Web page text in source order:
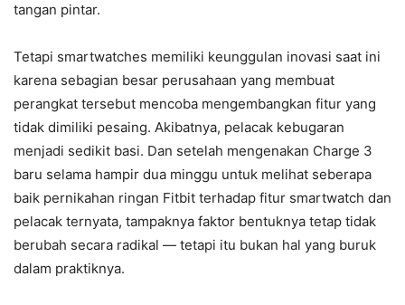
tangan pintar.
Tetapi smartwatches memiliki keunggulan inovasi saat ini
karena sebagian besar perusahaan yang membuat
perangkat tersebut mencoba mengembangkan fitur yang
tidak dimiliki pesaing. Akibatnya, pelacak kebugaran
menjadi sedikit basi. Dan setelah mengenakan Charge 3
baru selama hampir dua minggu untuk melihat seberapa
baik pernikahan ringan Fitbit terhadap fitur smartwatch dan
pelacak ternyata, tampaknya faktor bentuknya tetap tidak
berubah secara radikal — tetapi itu bukan hal yang buruk
dalam praktiknya.